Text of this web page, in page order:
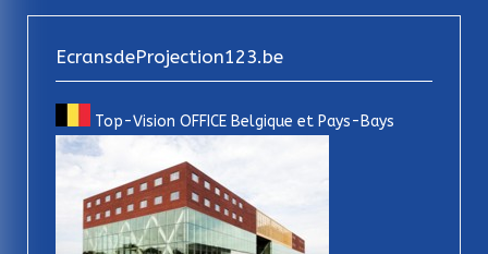
EcransdeProjection123.be
Top-Vision OFFICE Belgique et Pays-Bays